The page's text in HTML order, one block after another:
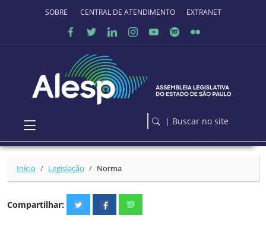
Ir para o conteúdo principal
SOBRE O PORTALCENTRAL DE ATENDIMENTO EXTRANET
| Buscar no site
Início Legislação Norma
Compartilhar: